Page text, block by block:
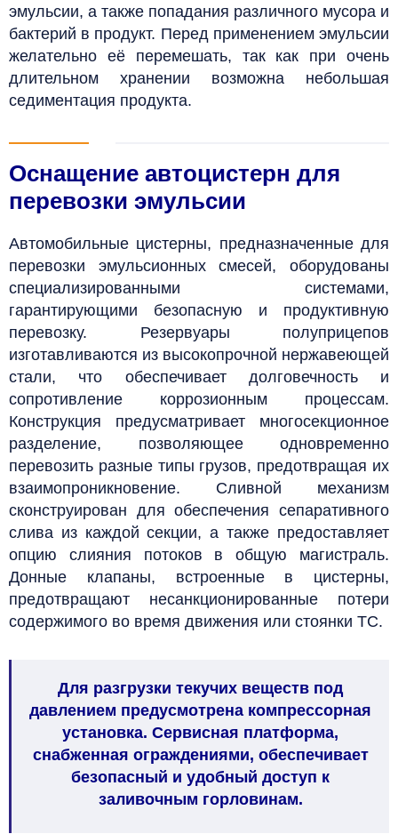
эмульсии, а также попадания различного мусора и
бактерий в продукт. Перед применением эмульсии
желательно её перемешать, так как при очень
длительном хранении возможна небольшая
седиментация продукта.
Оснащение автоцистерн для
перевозки эмульсии
Автомобильные цистерны, предназначенные для
перевозки эмульсионных смесей, оборудованы
специализированными системами,
гарантирующими безопасную и продуктивную
перевозку. Резервуары полуприцепов
изготавливаются из высокопрочной нержавеющей
стали, что обеспечивает долговечность и
сопротивление коррозионным процессам.
Конструкция предусматривает многосекционное
разделение, позволяющее одновременно
перевозить разные типы грузов, предотвращая их
взаимопроникновение. Сливной механизм
сконструирован для обеспечения сепаративного
слива из каждой секции, а также предоставляет
опцию слияния потоков в общую магистраль.
Донные клапаны, встроенные в цистерны,
предотвращают несанкционированные потери
содержимого во время движения или стоянки ТС.
Для разгрузки текучих веществ под
давлением предусмотрена компрессорная
установка. Сервисная платформа,
снабженная ограждениями, обеспечивает
безопасный и удобный доступ к
заливочным горловинам.